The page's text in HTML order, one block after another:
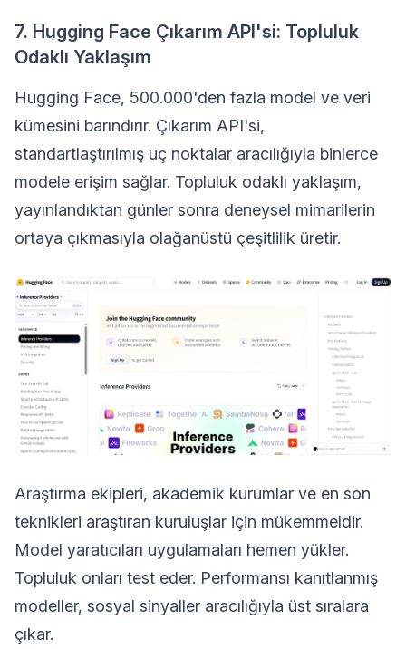
7. Hugging Face Çıkarım API'si: Topluluk
Odaklı Yaklaşım
Hugging Face, 500.000'den fazla model ve veri
kümesini barındırır. Çıkarım API'si,
standartlaştırılmış uç noktalar aracılığıyla binlerce
modele erişim sağlar. Topluluk odaklı yaklaşım,
yayınlandıktan günler sonra deneysel mimarilerin
ortaya çıkmasıyla olağanüstü çeşitlilik üretir.
Araştırma ekipleri, akademik kurumlar ve en son
teknikleri araştıran kuruluşlar için mükemmeldir.
Model yaratıcıları uygulamaları hemen yükler.
Topluluk onları test eder. Performansı kanıtlanmış
modeller, sosyal sinyaller aracılığıyla üst sıralara
çıkar.